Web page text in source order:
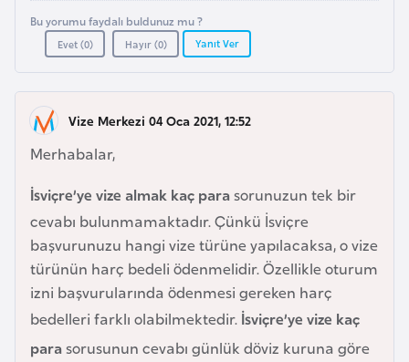
Bu yorumu faydalı buldunuz mu ?
Evet (0) Hayır (0) Yanıt Ver
Vize Merkezi 04 Oca 2021, 12:52
Merhabalar,
İsviçre’ye vize almak kaç parasorunuzun tek bir
cevabı bulunmamaktadır. Çünkü İsviçre
başvurunuzu hangi vize türüne yapılacaksa, o vize
türünün harç bedeli ödenmelidir. Özellikle oturum
izni başvurularında ödenmesi gereken harç
bedelleri farklı olabilmektedir. İsviçre’ye vize kaç
parasorusunun cevabı günlük döviz kuruna göre
r
c
a
n
B
a
h
r
e
y
n